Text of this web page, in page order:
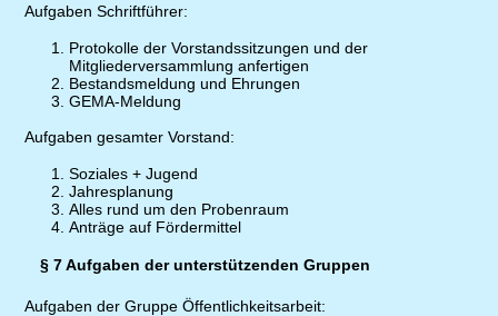
Aufgaben Schriftführer:
Protokolle der Vorstandssitzungen und der
Mitgliederversammlung anfertigen
Bestandsmeldung und Ehrungen
GEMA-Meldung
Aufgaben gesamter Vorstand:
Soziales + Jugend
Jahresplanung
Alles rund um den Probenraum
Anträge auf Fördermittel
§ 7 Aufgaben der unterstützenden Gruppen
Aufgaben der Gruppe Öffentlichkeitsarbeit: